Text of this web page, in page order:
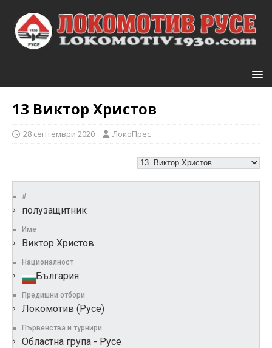
13 Виктор Христов
28 септември 2020 ЛокоПрес
#
полузащитник
Име
Виктор Христов
Националност
България
Предишни отбори
Локомотив (Русе)
Първенства и турнири
Областна група - Русе